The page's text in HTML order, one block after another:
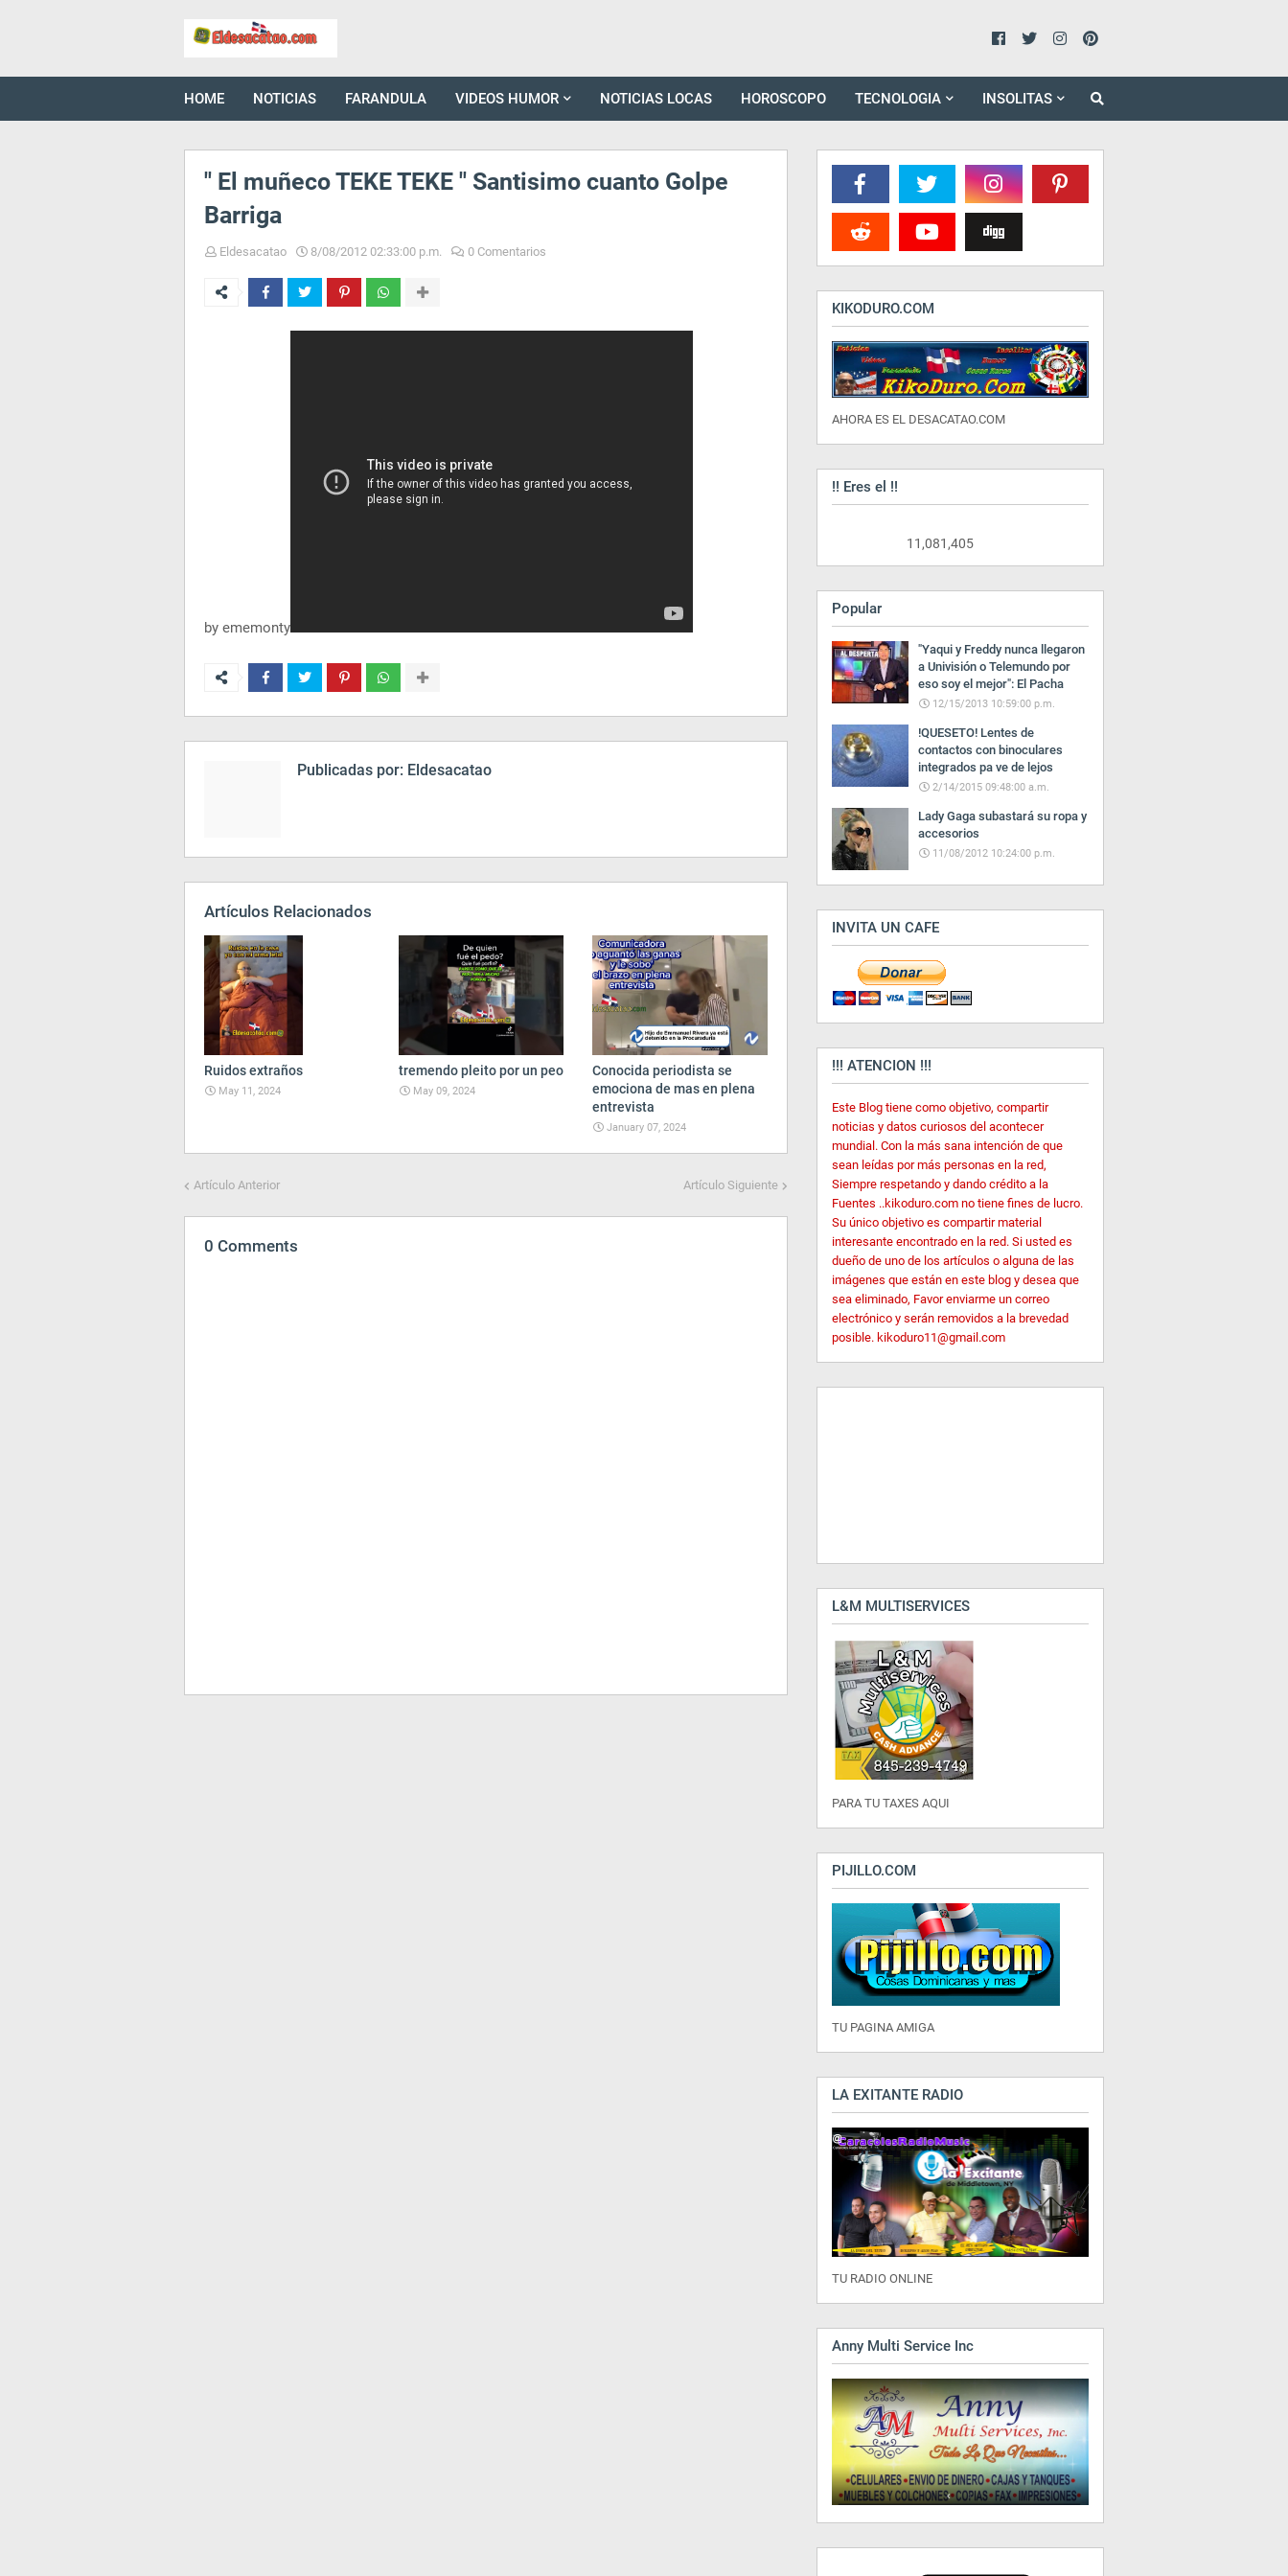
HOME NOTICIAS FARANDULA VIDEOS HUMOR NOTICIAS LOCAS HOROSCOPO TECNOLOGIA INSOLITAS
" El muñeco TEKE TEKE " Santisimo cuanto Golpe
Barriga
Eldesacatao 8/08/2012 02:33:00 p.m. 0 Comentarios
by ememonty
Publicadas por: Eldesacatao
Artículos Relacionados
Ruidos extraños
May 11, 2024
tremendo pleito por un peo
May 09, 2024
Conocida periodista se
emociona de mas en plena
entrevista
January 07, 2024
Artículo Anterior Artículo Siguiente
0 Comments
KIKODURO.COM
AHORA ES EL DESACATAO.COM
!! Eres el !!
11,081,405
Popular
"Yaqui y Freddy nunca llegaron
a Univisión o Telemundo por
eso soy el mejor": El Pacha
12/15/2013 10:59:00 p.m.
!QUESETO! Lentes de
contactos con binoculares
integrados pa ve de lejos
2/14/2015 09:48:00 a.m.
Lady Gaga subastará su ropa y
accesorios
11/08/2012 10:24:00 p.m.
INVITA UN CAFE
!!! ATENCION !!!
Este Blog tiene como objetivo, compartir
noticias y datos curiosos del acontecer
mundial. Con la más sana intención de que
sean leídas por más personas en la red,
Siempre respetando y dando crédito a la
Fuentes ..kikoduro.com no tiene fines de lucro.
Su único objetivo es compartir material
interesante encontrado en la red. Si usted es
dueño de uno de los artículos o alguna de las
imágenes que están en este blog y desea que
sea eliminado, Favor enviarme un correo
electrónico y serán removidos a la brevedad
posible. kikoduro11@gmail.com
L&M MULTISERVICES
PARA TU TAXES AQUI
PIJILLO.COM
TU PAGINA AMIGA
LA EXITANTE RADIO
TU RADIO ONLINE
Anny Multi Service Inc